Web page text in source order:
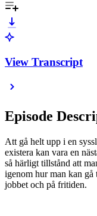
View Transcript
Episode
Att gå helt upp i en
existera kan vara en
så härligt tillstånd att
igenom hur man kan
jobbet och på fritiden.